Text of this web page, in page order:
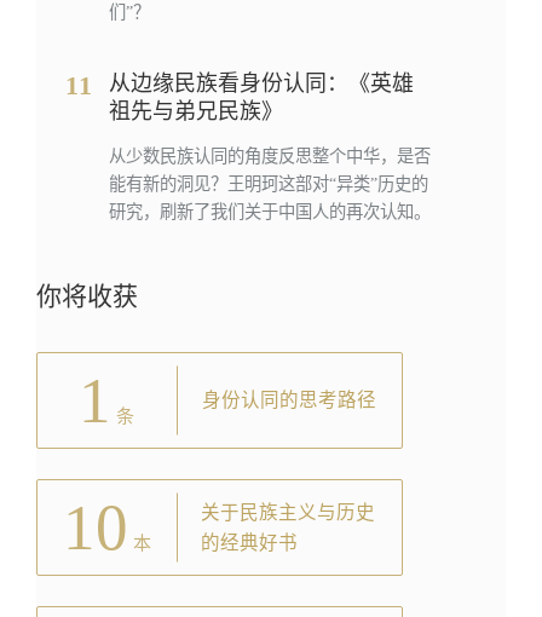
们”？
11
从边缘民族看身份认同：《英雄
祖先与弟兄民族》
从少数民族认同的角度反思整个中华，是否
能有新的洞见？王明珂这部对“异类”历史的
研究，刷新了我们关于中国人的再次认知。
你将收获
1 条
身份认同的思考路径
10 本
关于民族主义与历史
的经典好书